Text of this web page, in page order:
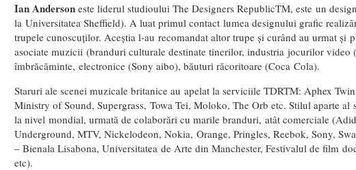
Ian Andersoneste liderul studioului The Designers RepublicTM, este un
la Universitatea Sheffield). A luat primul contact lumea designului grafic
trupele cunoscuților. Aceștia l-au recomandat altor trupe și curând au urmat și
asociate muzicii (branduri culturale destinate tinerilor, industria jocurilor video
îmbrăcăminte, electronice (Sony aibo), băuturi răcoritoare (Coca Cola).
Staruri ale scenei muzicale britanice au apelat la serviciile TDRTM: Aphex
Ministry of Sound, Supergrass, Towa Tei, Moloko, The Orb etc. Stilul aparte al
la nivel mondial, urmată de colaborări cu marile branduri, atât comerciale
Underground, MTV, Nickelodeon, Nokia, Orange, Pringles, Reebok, Sony,
– Bienala Lisabona, Universitatea de Arte din Manchester, Festivalul de film
etc).